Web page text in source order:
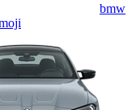
bmw